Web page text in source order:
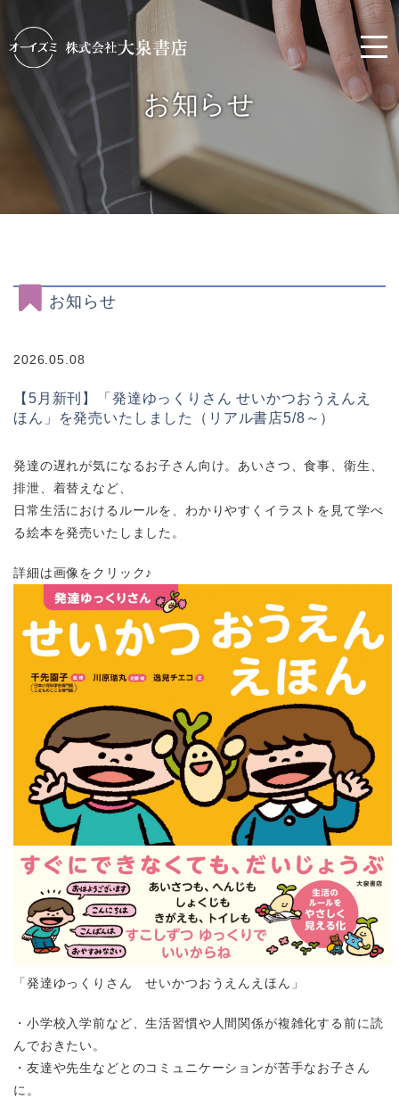
お知らせ
お知らせ
2026.05.08
【5月新刊】「発達ゆっくりさん せいかつおうえんえ
ほん」を発売いたしました（リアル書店5/8～）
発達の遅れが気になるお子さん向け。あいさつ、食事、衛生、
排泄、着替えなど、
日常生活におけるルールを、わかりやすくイラストを見て学べ
る絵本を発売いたしました。
詳細は画像をクリック♪
「発達ゆっくりさん せいかつおうえんえほん」
・小学校入学前など、生活習慣や人間関係が複雑化する前に読
んでおきたい。
・友達や先生などとのコミュニケーションが苦手なお子さん
に。